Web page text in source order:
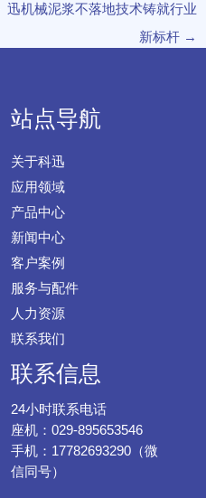
迅机械泥浆不落地技术铸就行业
新标杆 →
站点导航
关于科迅
应用领域
产品中心
新闻中心
客户案例
服务与配件
人力资源
联系我们
联系信息
24小时联系电话
座机：029-895653546
手机：17782693290（微
信同号）